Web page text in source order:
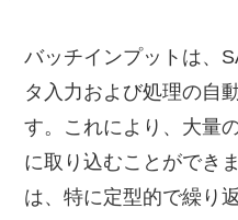
バッチインプットは、
タ入力および処理の自
す。これにより、大量
に取り込むことができ
は、特に定型的で繰り